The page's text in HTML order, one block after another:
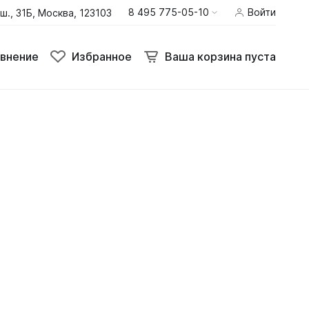
31Б, Москва, 123103 8 495 775-05-10 Войти
Избранное Ваша корзина пуста